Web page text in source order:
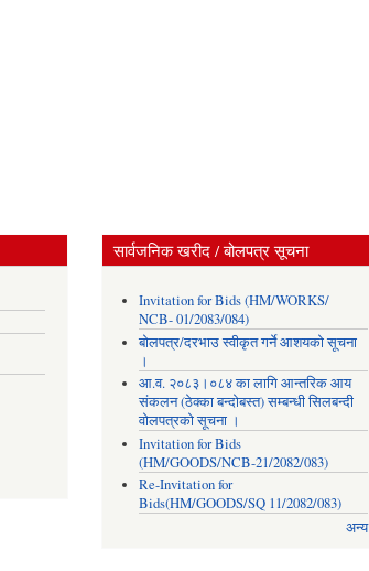
सार्वजनिक खरीद / बोलपत्र सूचना
Invitation for Bids (HM/WORKS/
NCB- 01/2083/084)
बोलपत्र/दरभाउ स्वीकृत गर्ने आशयको सूचना
।
आ.व. २०८३।०८४ का लागि आन्तरिक आय
संकलन (ठेक्का बन्दोबस्त) सम्बन्धी सिलबन्दी
वोलपत्रको सूचना ।
Invitation for Bids
(HM/GOODS/NCB-21/2082/083)
Re-Invitation for
Bids(HM/GOODS/SQ 11/2082/083)
अन्य